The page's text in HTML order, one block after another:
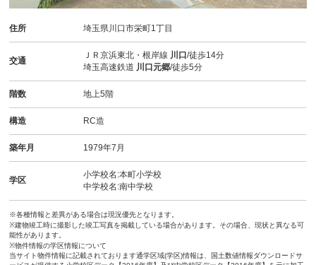
住所 埼玉県川口市栄町1丁目
交通
ＪＲ京浜東北・根岸線 川口/徒歩14分
埼玉高速鉄道 川口元郷/徒歩5分
階数 地上5階
構造 RC造
築年月 1979年7月
学区
小学校名:本町小学校
中学校名:南中学校
※各種情報と差異がある場合は現況優先となります。
※建物竣工時に撮影した竣工写真を掲載している場合があります。その場合、現状と異なる可
能性があります。
※物件情報の学区情報について
当サイト物件情報に記載されております通学区域(学区)情報は、国土数値情報ダウンロードサ